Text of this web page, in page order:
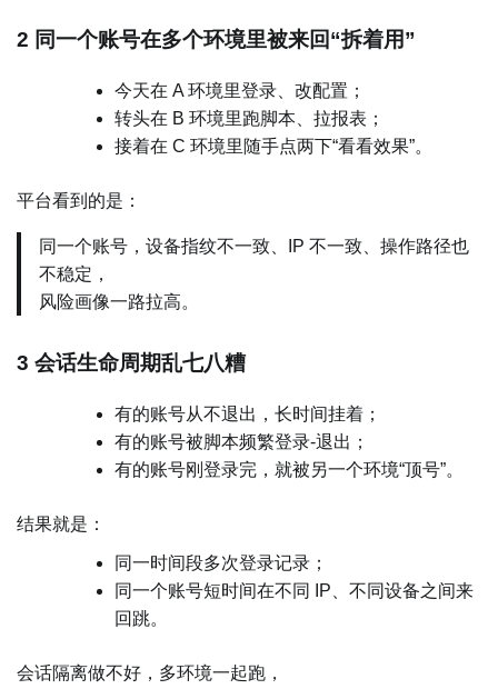
2 同一个账号在多个环境里被来回“拆着用”
今天在 A 环境里登录、改配置；
转头在 B 环境里跑脚本、拉报表；
接着在 C 环境里随手点两下“看看效果”。
平台看到的是：
同一个账号，设备指纹不一致、IP 不一致、操作路径也
不稳定，
风险画像一路拉高。
3 会话生命周期乱七八糟
有的账号从不退出，长时间挂着；
有的账号被脚本频繁登录-退出；
有的账号刚登录完，就被另一个环境“顶号”。
结果就是：
同一时间段多次登录记录；
同一个账号短时间在不同 IP、不同设备之间来
回跳。
会话隔离做不好，多环境一起跑，